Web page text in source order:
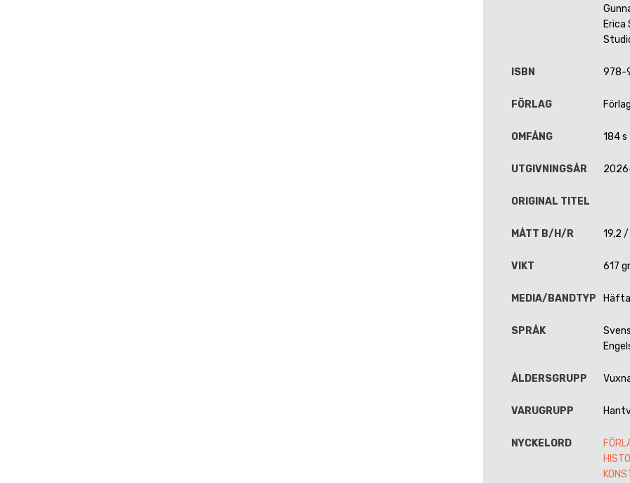
Erica
ISBN 978-
FÖRLAG
OMFÅNG 184 s
UTGIVNINGSÅR
ORIGINAL TITEL
MÅTT B/H/R 19,2
VIKT 617
MEDIA/BANDTYP
SPRÅK
ÅLDERSGRUPP
VARUGRUPP
NYCKELORD